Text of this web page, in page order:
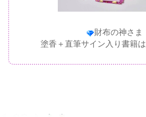
財布の神さま
塗香＋直筆サイン入り書籍は